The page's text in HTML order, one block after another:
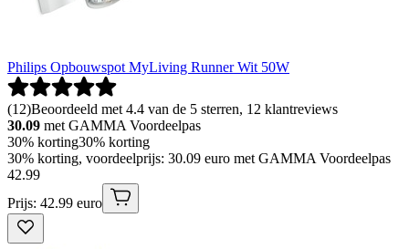
Philips Opbouwspot MyLiving Runner Wit 50W
(12)Beoordeeld met 4.4 van de 5 sterren, 12 klantreviews
30.09 met GAMMA Voordeelpas
30% korting30% korting
30% korting, voordeelprijs: 30.09 euro met GAMMA Voordeelpas
42.99
Prijs: 42.99 euro